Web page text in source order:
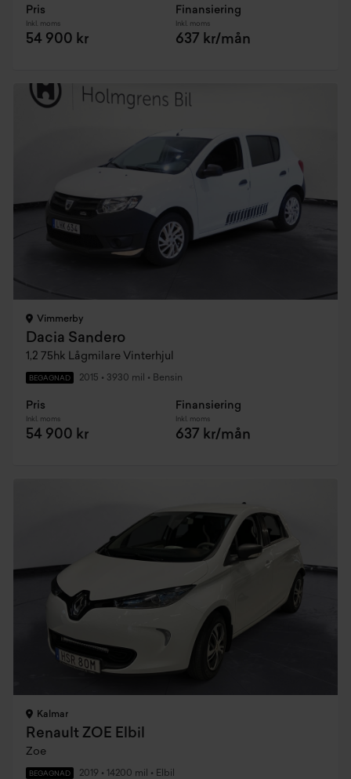
Pris
Inkl. moms
54 900 kr
Finansiering
Inkl. moms
637 kr/mån
Vimmerby
Dacia Sandero
1,2 75hk Lågmilare Vinterhjul
BEGAGNAD 2015 • 3930 mil • Bensin
Pris
Inkl. moms
54 900 kr
Finansiering
Inkl. moms
637 kr/mån
Kalmar
Renault ZOE Elbil
Zoe
BEGAGNAD 2019 • 14200 mil • Elbil